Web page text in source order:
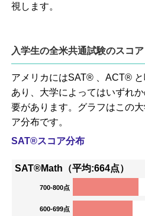
視します。
入学生の全米共通試験のスコア
アメリカにはSAT® 、ACT®
あり、大学によってはいずれ
要があります。グラフはこの
ア分布です。
SAT®スコア分布
SAT®Math（平均:664点）
700-800点
600-699点